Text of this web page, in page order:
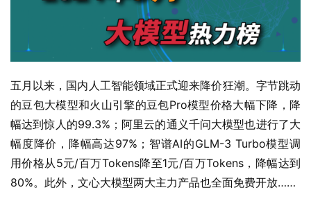
五月以来，国内人工智能领域正式迎来降价狂潮。字节跳动
的豆包大模型和火山引擎的豆包Pro模型价格大幅下降，降
幅达到惊人的99.3%；阿里云的通义千问大模型也进行了大
幅度降价，降幅高达97%；智谱AI的GLM-3 Turbo模型调
用价格从5元/百万Tokens降至1元/百万Tokens，降幅达到
80%。此外，文心大模型两大主力产品也全面免费开放……